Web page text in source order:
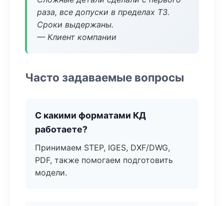
раза, все допуски в пределах ТЗ.
Сроки выдержаны.
— Клиент компании
Часто задаваемые вопросы
С какими форматами КД
работаете?
Принимаем STEP, IGES, DXF/DWG,
PDF, также помогаем подготовить
модели.